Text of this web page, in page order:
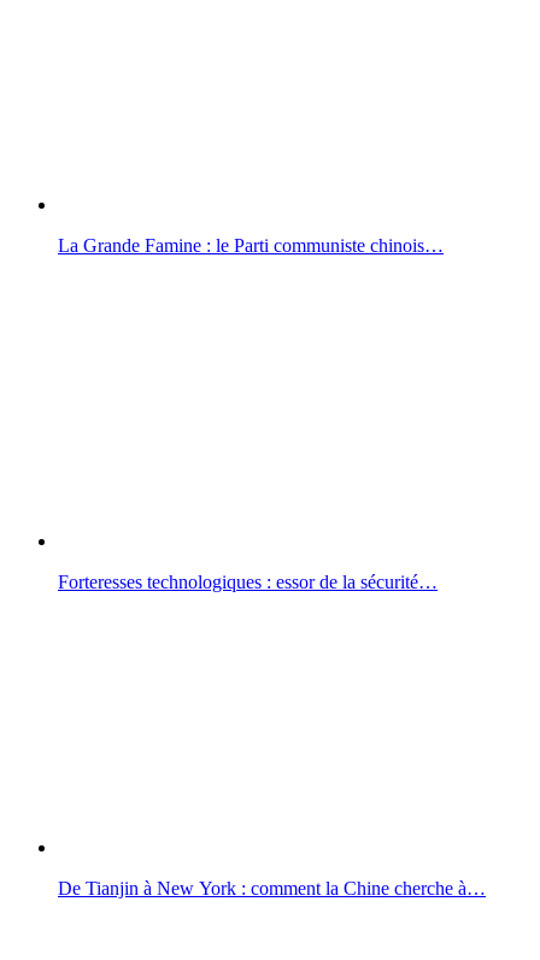
La Grande Famine : le Parti communiste chinois…
Forteresses technologiques : essor de la sécurité…
De Tianjin à New York : comment la Chine cherche à…